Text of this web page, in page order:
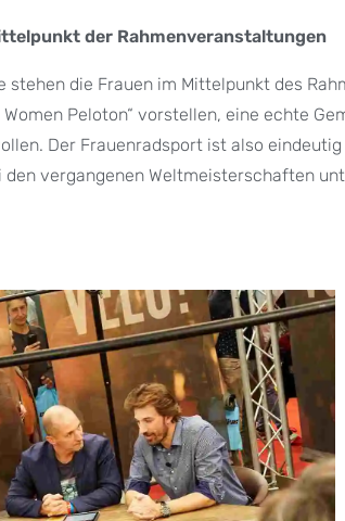
der Rahmenveranstaltungen
stehen die Frauen im Mittelpunkt des
Peloton“ vorstellen, eine echte
Der Frauenradsport ist also
den vergangenen Weltmeisterschaften